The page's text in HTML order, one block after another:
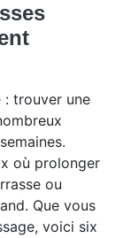
: trouver une
où prolonger
ou
Que vous
voici six